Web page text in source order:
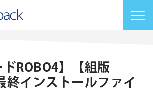
ドROBO4】【組版
終インストールファイ